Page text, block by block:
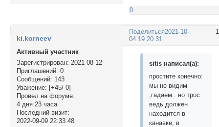
0
Поделиться2021-10-
04 19:20:31
ki.korneev
Активный участник
Зарегистрирован: 2021-08-12
Приглашений: 0
Сообщений: 143
Уважение: [+45/-0]
Провел на форуме:
4 дня 23 часа
Последний визит:
2022-09-09 22:33:48
sitis написал(а):
простите конечно:
мы не видим
,гадаем.. но трос
ведь должен
находится в
канавке, в